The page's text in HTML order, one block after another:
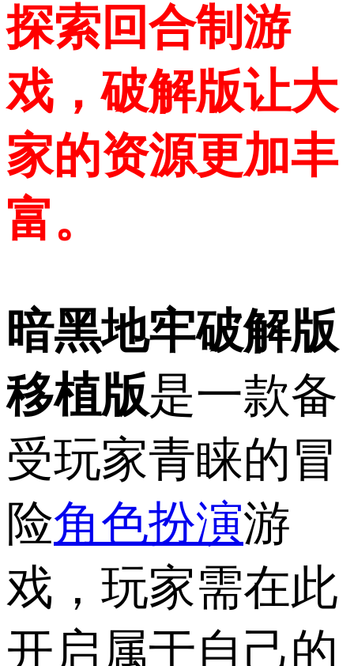
探索回合制游
戏，破解版让大
家的资源更加丰
富。
暗黑地牢破解版
移植版是一款备
受玩家青睐的冒
险角色扮演游
戏，玩家需在此
开启属于自己的